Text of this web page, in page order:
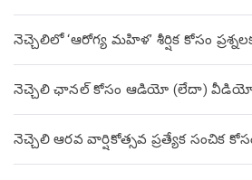
నెచ్చెలిలో ‘ఆరోగ్య మహిళ’ శీర్షిక కోసం
నెచ్చెలి ఛానల్ కోసం ఆడియో (లేదా) వీడియో
నెచ్చెలి ఆరవ వార్షికోత్సవ ప్రత్యేక సంచిక